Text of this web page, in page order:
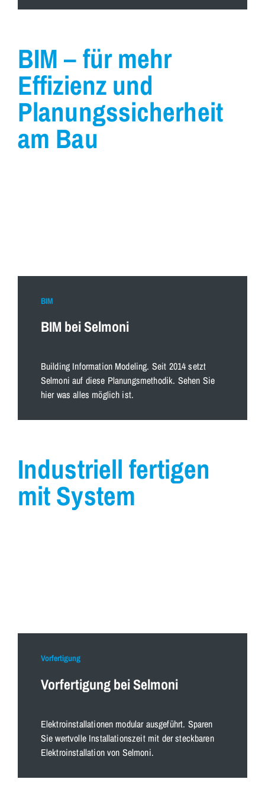
BIM – für mehr
Effizienz und
Planungssicherheit
am Bau
BIM
BIM bei Selmoni
Building Information Modeling. Seit 2014 setzt
Selmoni auf diese Planungsmethodik. Sehen Sie
hier was alles möglich ist.
Industriell fertigen
mit System
Vorfertigung
Vorfertigung bei Selmoni
Elektroinstallationen modular ausgeführt. Sparen
Sie wertvolle Installationszeit mit der steckbaren
Elektroinstallation von Selmoni.